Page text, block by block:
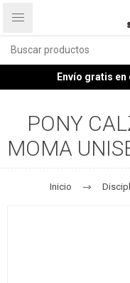
Envío gratis
PONY
MOMA
Inicio